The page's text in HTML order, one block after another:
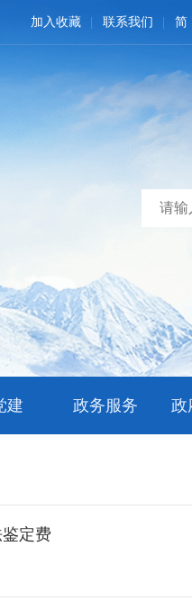
加入收藏 联系我们 简
建 政务服务 政
定费